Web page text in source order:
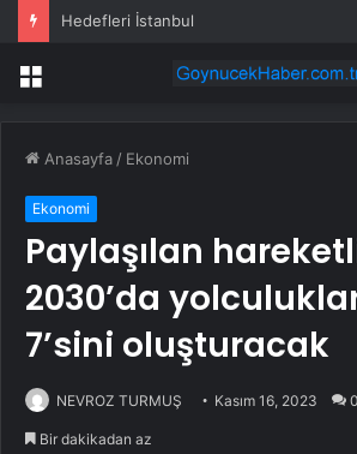
Hedefleri İstanbul
Menü
Anasayfa / Ekonomi
Ekonomi
Paylaşılan
2030’da
7’sini oluşturacak
NEVROZ TURMUŞ Kasım 16, 2023 0
Bir dakikadan az